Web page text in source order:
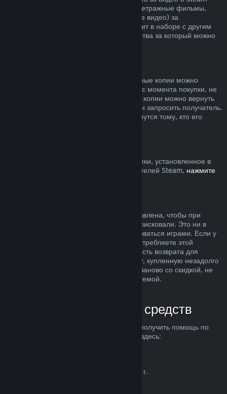
(например, полнометражные и короткометражные фильмы,
сериалы, их эпизоды, а также обучающие видео) за
исключением случаев, когда видео состоит в наборе с другим
контентом, не являющимся видео, средства за который можно
Средства за неактивированные подарочные копии можно
вернуть по обычным правилам (14 дней с момента покупки, не
больше 2 часов в игре). Активированные копии можно вернуть
по таким же условиям, но возврат должен запросить получатель.
Средства, потраченные на подарок, вернутся тому, кто его
Чтобы узнать, как право на отказ от покупки, установленное в
Европейском союзе, влияет на пользователей Steam, нажмите
Возможность делать возвраты была добавлена, чтобы при
покупке продуктов в Steam вы ничем не рисковали. Это ни в
коем случае не способ бесплатно пользоваться играми. Если у
нас возникнут подозрения, что вы злоупотребляете этой
системой, мы можем отменить возможность возврата для
вашего аккаунта. Возврат средств за игру, купленную незадолго
до начала распродажи, чтобы купить ее заново со скидкой, не
считается злоупотреблением нашей системой.
Как запросить возврат средств
Вы можете запросить возврат средств и получить помощь по
другим проблемам с покупками в Steam здесь:
Последнее обновление 23 апреля 2024 г.